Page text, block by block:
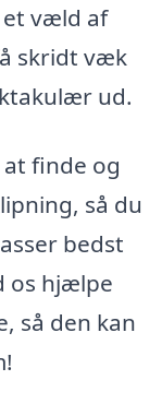
væld af
skridt væk
ud.
finde og
så du
bedst
os hjælpe
så den kan